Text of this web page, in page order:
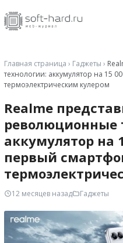
Главная страница › Гаджеты ›
технологии: аккумулятор на 15
термоэлектрическим кулером
Realme
революционные
аккумулятор на
первый
12 месяцев назад Гаджеты